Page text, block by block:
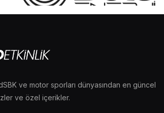
ve motor sporları dünyasından en güncel
ve özel içerikler.